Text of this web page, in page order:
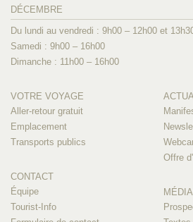
DÉCEMBRE
Du lundi au vendredi : 9h00 – 12h00 et
Samedi : 9h00 – 16h00
Dimanche : 11h00 – 16h00
VOTRE VOYAGE
Aller-retour gratuit
Emplacement
Transports publics
CONTACT
Équipe
Tourist-Info
Offre